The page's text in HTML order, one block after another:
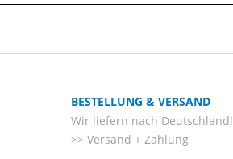
BESTELLUNG & VERSAND
Wir liefern nach Deutschland!
Versand + Zahlung